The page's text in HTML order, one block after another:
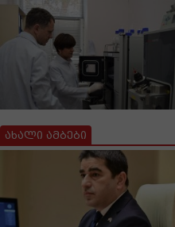
ახალი ამბები